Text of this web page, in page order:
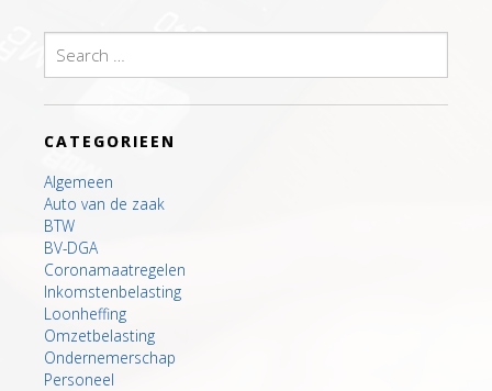
for:
CATEGORIEEN
Algemeen
Auto van de zaak
BTW
BV-DGA
Coronamaatregelen
Inkomstenbelasting
Loonheffing
Omzetbelasting
Ondernemerschap
Personeel